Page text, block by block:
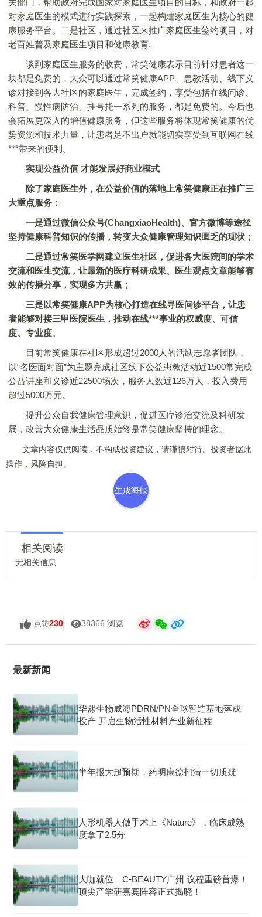
关部门，帮助政府完成国家对家庭医生项目的目标，和政府一起
对家庭医生的模式进行实践探索，一起构建家庭医生为核心的健
康服务平台。二是社区，通过社区来推广家庭医生签约项目，对
老百姓普及家庭医生项目和健康教育.
谈到家庭医生服务的收费，常笑健康表示目前针对患者这一
块都是免费的，大众可以通过常笑健康APP、患教活动、线下义
诊对接到各大社区的家庭医生，完成签约，享受包括在线问诊、
科普、慢性病防治、挂号扥一系列的服务，都是免费的。今后也
会拓展更深入的增值健康服务，但这些服务将体现常笑健康的优
势资源和技术力量，让患者足不出户就能切实享受到互联网在线
***带来的便利。
实现公益价值 才能发展好商业模式
除了家庭医生外，在公益价值的落地上常笑健康正在推广三
大重点服务：
一是通过微信公众号(ChangxiaoHealth)、官方微博等途径
坚持健康科普知识的传播，转变大众健康管理知识匮乏的现状；
二是通过常笑医学网建立医生社区，促进各大医院间的学术
交流和医生交流，让最新的医疗科研成果、医生观点文章能够有
效的传播分享，实现多方共赢；
三是以常笑健康APP为核心打造在线寻医问诊平台，让患
者能够对接三甲医院医生，推动在线***事业的权威度、可信
度、专业度。
目前常笑健康在社区形成超过2000人的活跃志愿者团队，
以“名医面对面”为主题完成社区线下公益患教活动近1500常完成
公益讲座和义诊近22500场次，服务人数近126万人，投入费用
超过5000万元。
提升公众自我健康管理意识，促进医疗诊治交流及科研发
展，改善大众健康生活品质始终是常笑健康坚持的理念。
文章内容仅供阅读，不构成投资建议，请谨慎对待。投资者据此
操作，风险自担。
生成海报
相关阅读
无相关信息
点赞230 38366 浏览
最新新闻
华熙生物威海PDRN/PN全球智造基地落成
投产 开启生物活性材料产业新征程
半年报大超预期，药明康德扫清一切质疑
人形机器人做手术上《Nature》，临床成熟
度拿了2.5分
大咖就位｜C-BEAUTY广州 议程重磅首爆！
顶尖产学研嘉宾阵容正式揭晓！